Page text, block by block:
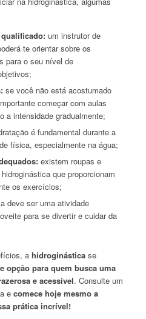
um instrutor de
te orientar sobre os
para o seu nível de
se você não está acostumado
começar com aulas
a intensidade gradualmente;
é fundamental durante a
física, especialmente na água;
existem roupas e
que proporcionam
os exercícios;
deve ser uma atividade
para se divertir e cuidar da
a hidroginásticase
opção para quem busca uma
e acessível. Consulte um
e comece hoje mesmo a
prática incrível!